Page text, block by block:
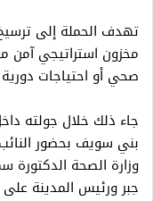
تهدف الحملة إلى
مخزون استراتيجي آمن
صحي أو احتياجات
جاء ذلك خلال جولته
بني سويف بحضور
وزارة الصحة الدكتورة
جبر ورئيس المدينة